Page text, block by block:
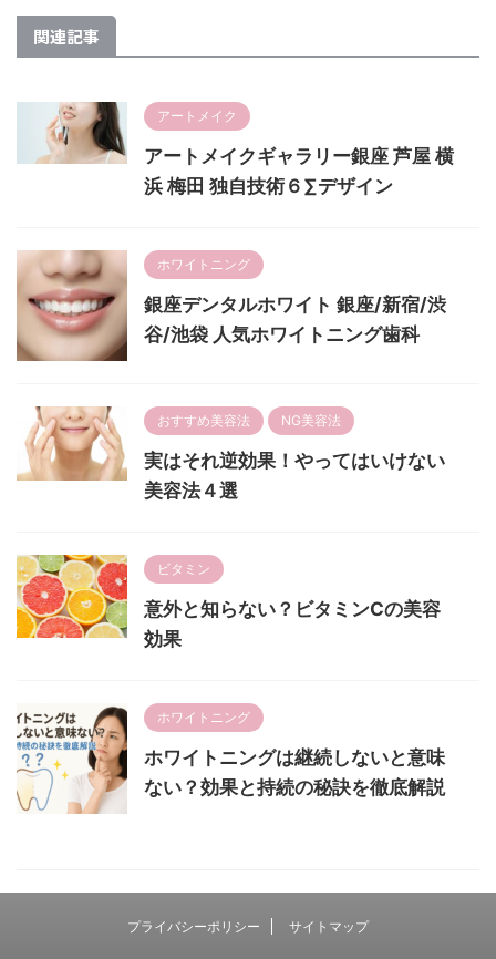
関連記事
アートメイク
アートメイクギャラリー銀座 芦屋 横
浜 梅田 独自技術６∑デザイン
ホワイトニング
銀座デンタルホワイト 銀座/新宿/渋
谷/池袋 人気ホワイトニング歯科
おすすめ美容法 NG美容法
実はそれ逆効果！やってはいけない
美容法４選
ビタミン
意外と知らない？ビタミンCの美容
効果
ホワイトニング
ホワイトニングは継続しないと意味
ない？効果と持続の秘訣を徹底解説
プライバシーポリシー サイトマップ